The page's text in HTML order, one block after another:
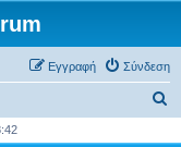
Σύνδεση
Εγγραφή